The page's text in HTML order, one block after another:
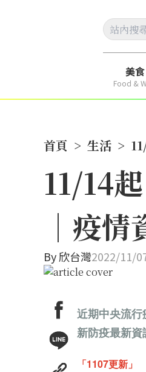
美食
Food &
首頁 > 生活 >
11/14
｜疫
By欣台灣2022/11/
近期中央流
新防疫最新資
「1107更新」